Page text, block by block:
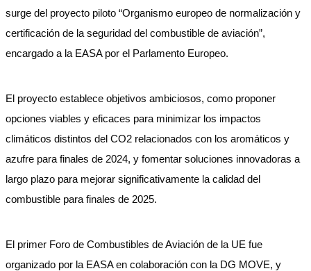
surge del proyecto piloto “Organismo europeo de normalización y
certificación de la seguridad del combustible de aviación”,
encargado a la EASA por el Parlamento Europeo.
El proyecto establece objetivos ambiciosos, como proponer
opciones viables y eficaces para minimizar los impactos
climáticos distintos del CO2 relacionados con los aromáticos y
azufre para finales de 2024, y fomentar soluciones innovadoras a
largo plazo para mejorar significativamente la calidad del
combustible para finales de 2025.
El primer Foro de Combustibles de Aviación de la UE fue
organizado por la EASA en colaboración con la DG MOVE, y